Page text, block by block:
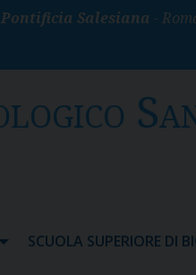
Salesiana -
SCUOLA SUPERIORE DI